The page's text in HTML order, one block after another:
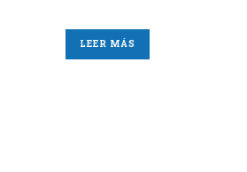
LEER MÁS